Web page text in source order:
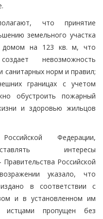
что принятие
земельного участка
домом на 123 кв. м, что
невозможность
норм и правил;
границах с учетом
обустроить пожарный
и здоровью жильцов
Федерации,
интересы
Российской
указало, что
в соответствии с
и в установленном им
истцами пропущен без